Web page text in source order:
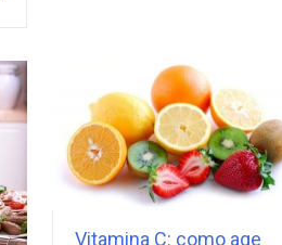
Vitamina C: como age